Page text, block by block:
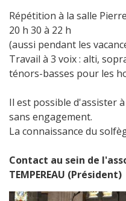
Répétition à la salle
20 h 30 à 22 h
(aussi pendant les
Travail à 3 voix : alti,
ténors-basses pour les
Il est possible d'assister
sans engagement.
La connaissance du
Contact au sein de
TEMPEREAU (Président)